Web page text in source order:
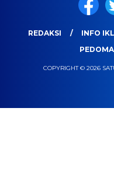
REDAKSI INFO
COPYRIGHT © 2026